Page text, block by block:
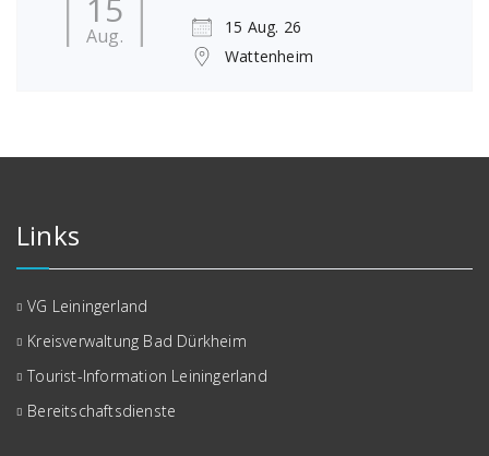
15
Aug.
15 Aug. 26
Wattenheim
Links
VG Leiningerland
Kreisverwaltung Bad Dürkheim
Tourist-Information Leiningerland
Bereitschaftsdienste